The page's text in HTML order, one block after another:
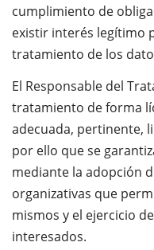
cumplimiento de
existir interés legítimo
tratamiento de los
El Responsable del
tratamiento de forma
adecuada, pertinente,
por ello que se
mediante la adopción
organizativas que
mismos y el ejercicio
interesados.